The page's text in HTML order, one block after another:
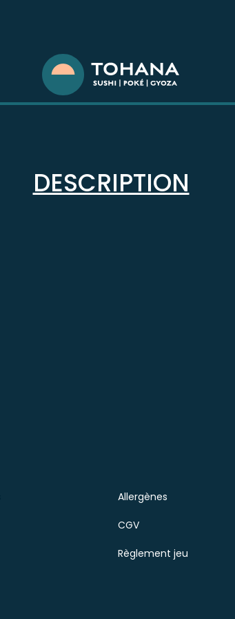
DESCRIPTION
Allergènes
CGV
Règlement jeu